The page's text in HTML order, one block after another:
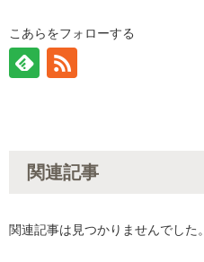
こあらをフォローする
関連記事
関連記事は見つかりませんでした。